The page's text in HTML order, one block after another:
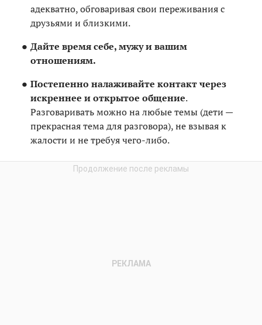
адекватно, обговаривая свои переживания с
друзьями и близкими.
Дайте время себе, мужу и вашим
отношениям.
Постепенно налаживайте контакт через
искреннее и открытое общение.
Разговаривать можно на любые темы (дети —
прекрасная тема для разговора), не взывая к
жалости и не требуя чего-либо.